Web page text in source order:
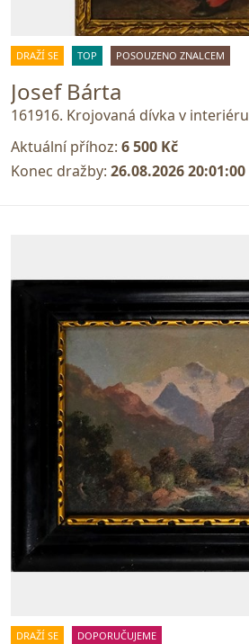
DRAŽÍ SE TOP POSOUZENO ZNALCEM
Josef Bárta
161916. Krojovaná dívka v interiéru
Aktuální příhoz: 6 500 Kč
Konec dražby: 26.08.2026 20:01:00
DRAŽÍ SE DOPORUČUJEME